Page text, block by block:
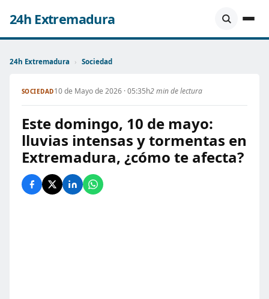
24h Extremadura
24h Extremadura › Sociedad
SOCIEDAD10 de Mayo de 2026 · 05:35h2 min de lectura
Este domingo, 10 de mayo:
lluvias intensas y tormentas en
Extremadura, ¿cómo te afecta?